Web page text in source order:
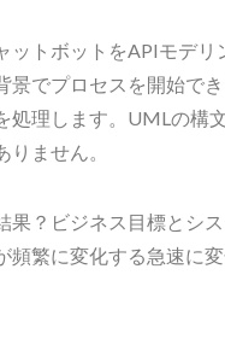
ットボットをAPIモデ
景でプロセスを開始で
処理します。UMLの構
りません。
果？ビジネス目標とシ
頻繁に変化する急速に